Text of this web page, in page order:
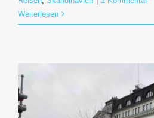
Weiterlesen